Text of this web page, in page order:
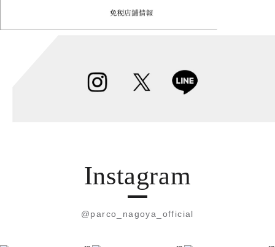
Instagram
@parco_nagoya_official